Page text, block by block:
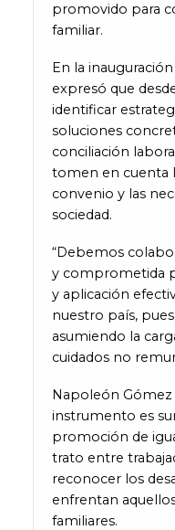
promovido para
familiar.
En la
expresó que
identificar
soluciones
conciliación
tomen en cuenta
convenio y las
sociedad.
“Debemos
y comprometida
y aplicación
nuestro país,
asumiendo la
cuidados no
Napoleón
instrumento es
promoción de
trato entre
reconocer los
enfrentan
familiares.